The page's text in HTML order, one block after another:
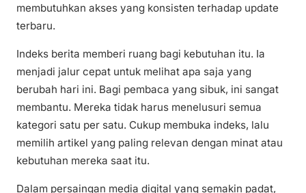
membutuhkan akses yang konsisten terhadap update
terbaru.
Indeks berita memberi ruang bagi kebutuhan itu. Ia
menjadi jalur cepat untuk melihat apa saja yang
berubah hari ini. Bagi pembaca yang sibuk, ini sangat
membantu. Mereka tidak harus menelusuri semua
kategori satu per satu. Cukup membuka indeks, lalu
memilih artikel yang paling relevan dengan minat atau
kebutuhan mereka saat itu.
Dalam persaingan media digital yang semakin padat,